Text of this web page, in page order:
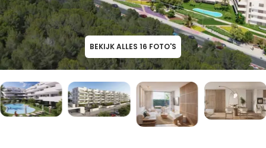
BEKIJK ALLES 16 FOTO'S